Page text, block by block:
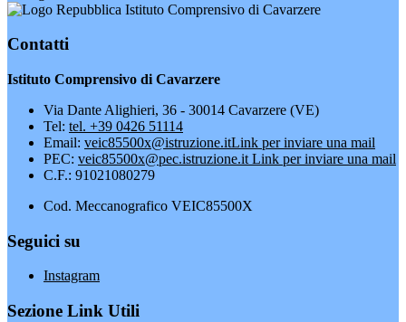
Istituto Comprensivo di Cavarzere
Contatti
Istituto Comprensivo di Cavarzere
Via Dante Alighieri, 36 - 30014 Cavarzere (VE)
Tel: tel. +39 0426 51114
Email: veic85500x@istruzione.itLink per inviare una mail
PEC: veic85500x@pec.istruzione.it Link per inviare una mail
C.F.: 91021080279
Cod. Meccanografico VEIC85500X
Seguici su
Instagram
Sezione Link Utili